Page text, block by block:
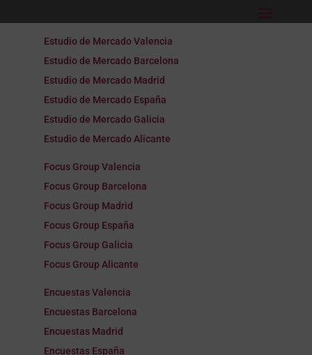
Estudio de Mercado Valencia
Estudio de Mercado Barcelona
Estudio de Mercado Madrid
Estudio de Mercado España
Estudio de Mercado Galicia
Estudio de Mercado Alicante
Focus Group Valencia
Focus Group Barcelona
Focus Group Madrid
Focus Group España
Focus Group Galicia
Focus Group Alicante
Encuestas Valencia
Encuestas Barcelona
Encuestas Madrid
Encuestas España